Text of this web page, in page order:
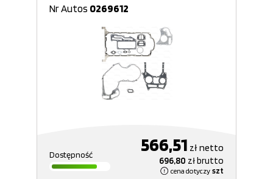
Nr Autos 0269612
Dostępność 566,51 złnetto
696,80 złbrutto
cena dotyczy szt